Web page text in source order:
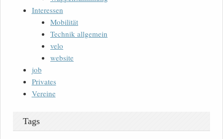
Interessen
Mobilität
Technik allgemein
velo
website
job
Privates
Vereine
Tags